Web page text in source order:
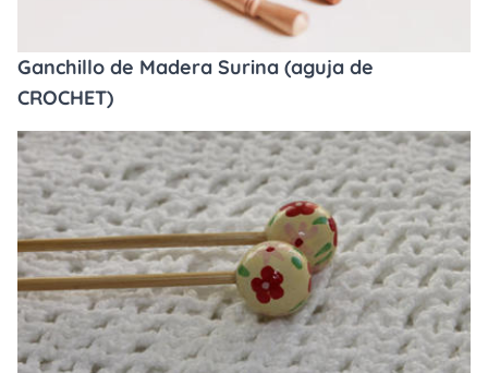
Ganchillo de Madera Surina (aguja de
CROCHET)